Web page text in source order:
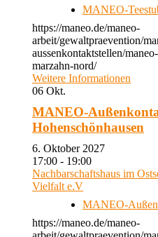
MANEO-
https://maneo.de/maneo-
arbeit/gewaltpraevention/
aussenkontaktstellen/
marzahn-nord/
Weitere Informationen
06 Okt.
MANEO-
Hohenschönhausen
6. Oktober 2027
17:00 - 19:00
Nachbarschaftshaus im
Vielfalt e.V
MANEO-
https://maneo.de/maneo-